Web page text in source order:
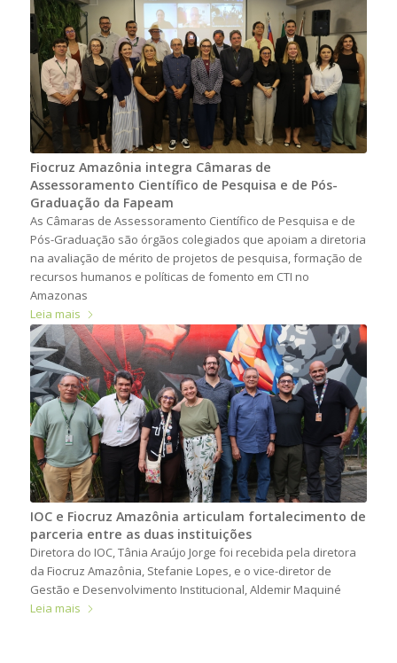
Fiocruz Amazônia integra Câmaras de
Assessoramento Científico de Pesquisa e de Pós-
Graduação da Fapeam
As Câmaras de Assessoramento Científico de Pesquisa e de
Pós-Graduação são órgãos colegiados que apoiam a diretoria
na avaliação de mérito de projetos de pesquisa, formação de
recursos humanos e políticas de fomento em CTI no
Amazonas
Leia mais
IOC e Fiocruz Amazônia articulam fortalecimento de
parceria entre as duas instituições
Diretora do IOC, Tânia Araújo Jorge foi recebida pela diretora
da Fiocruz Amazônia, Stefanie Lopes, e o vice-diretor de
Gestão e Desenvolvimento Institucional, Aldemir Maquiné
Leia mais